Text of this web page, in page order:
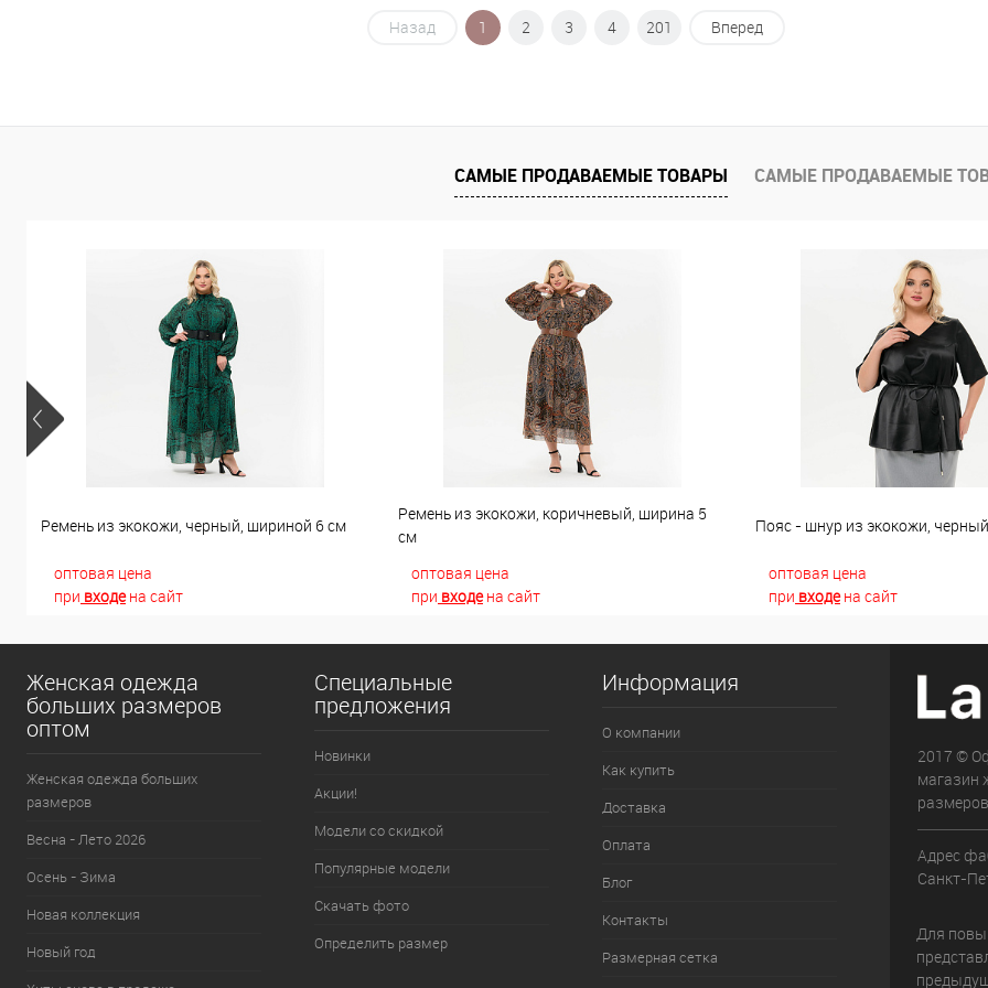
В избранное
В наличии
В корзину
В избранное
В наличии
Назад 1 2 3 4 201 Вперед
САМЫЕ ПРОДАВАЕМЫЕ ТОВАРЫ САМЫЕ ПРОДАВАЕМЫЕ
Ремень из экокожи, черный, шириной 6 см
оптовая цена
при входена сайт
Ремень из экокожи, коричневый, ширина 5
см
оптовая цена
при входена сайт
Пояс - шнур из экокожи, черный
оптовая цена
при входена сайт
Женская одежда
больших размеров
оптом
Женская одежда больших
размеров
Весна - Лето 2026
Осень - Зима
Новая коллекция
Новый год
Специальные
предложения
Новинки
Акции!
Модели со скидкой
Популярные модели
Скачать фото
Определить размер
Информация
О компании
Как купить
Доставка
Оплата
Блог
Контакты
Размерная сетка
2017 ©
магазин
Адрес
Санкт-
Для